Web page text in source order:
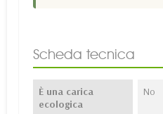
Scheda tecnica
È una carica
ecologica
No